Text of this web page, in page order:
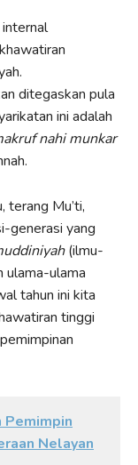
ditegaskan pula
ini adalah
nahi munkar
terang Mu’ti,
generasi yang
(ilmu-
ulama-ulama
tahun ini kita
tinggi
Pemimpin
Nelayan